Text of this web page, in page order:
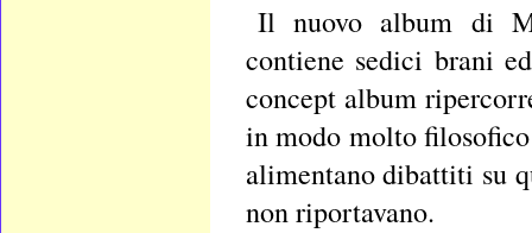
Il nuovo album di
contiene sedici brani
concept album
in modo molto
alimentano dibattiti su
non riportavano.